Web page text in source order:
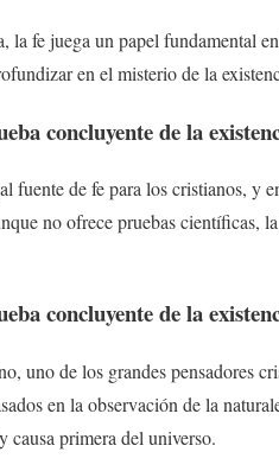
la fe juega un papel fundamental
en el misterio de la
concluyente de la
fuente de fe para los cristianos, y
no ofrece pruebas científicas,
concluyente de la
uno de los grandes pensadores
en la observación de la
primera del universo.